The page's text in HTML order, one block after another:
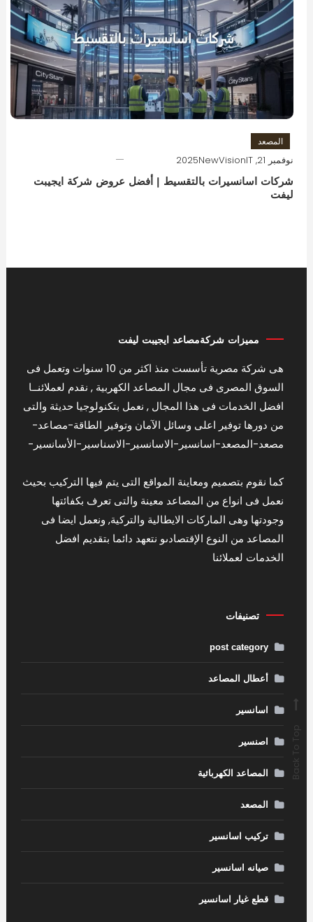
المصعد
نوفمبر 21, 2025 NewVisionIT
شركات اسانسيرات بالتقسيط | أفضل عروض شركة ايجيبت
ليفت
مميزات شركةمصاعد ايجيبت ليفت
هى شركة مصرية تأسست منذ اكثر من 10 سنوات وتعمل فى
السوق المصرى فى مجال المصاعد الكهربية , نقدم لعملائنــا
افضل الخدمات فى هذا المجال , نعمل بتكنولوجيا حديثة والتى
من دورها توفير اعلى وسائل الآمان وتوفير الطاقة-مصاعد-
مصعد-المصعد-اسانسير-الاسانسير-الاسناسير-الأسانسير-
كما نقوم بتصميم ومعاينة المواقع التى يتم فيها التركيب بحيث
نعمل فى انواع من المصاعد معينة والتى تعرف بكفائتها
وجودتها وهى الماركات الايطالية والتركية, ونعمل ايضا فى
المصاعد من النوع الإقتصادىو نتعهد دائما بتقديم افضل
الخدمات لعملائنا
تصنيفات
post category
أعطال المصاعد
اسانسير
اصنسير
المصاعد الكهربائية
المصعد
تركيب اسانسير
صيانه اسانسير
قطع غيار اسانسير
Back To Top